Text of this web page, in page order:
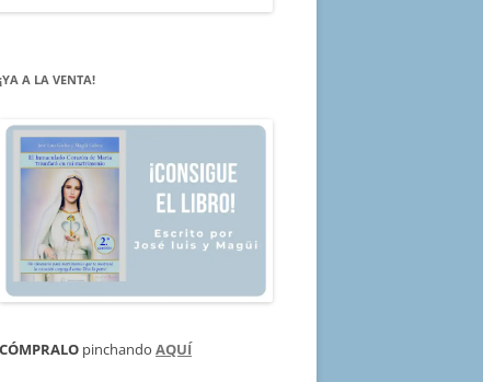
¡YA A LA VENTA!
CÓMPRALO pinchando AQUÍ